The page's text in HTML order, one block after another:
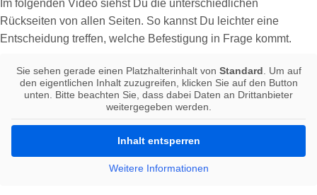
Im folgenden Video siehst Du die unterschiedlichen
Rückseiten von allen Seiten. So kannst Du leichter eine
Entscheidung treffen, welche Befestigung in Frage kommt.
Sie sehen gerade einen Platzhalterinhalt von Standard . Um auf
den eigentlichen Inhalt zuzugreifen, klicken Sie auf den Button
unten. Bitte beachten Sie, dass dabei Daten an Drittanbieter
weitergegeben werden.
Inhalt entsperren
Weitere Informationen